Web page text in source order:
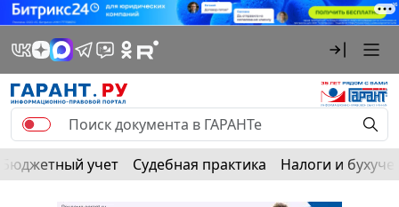
Бюджетный учет Судебная практика Налоги и